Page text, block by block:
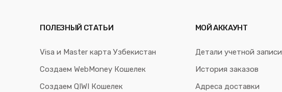
ПОЛЕЗНЫЙ СТАТЬИ
Visa и Master карта Узбекистан
Создаем WebMoney Кошелек
Создаем QIWI Кошелек
МОЙ АККАУНТ
Детали учетной записи
История заказов
Адреса доставки